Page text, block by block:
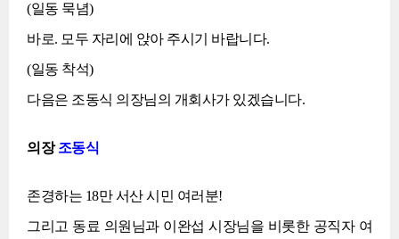
(일동 묵념)
바로. 모두 자리에 앉아 주시기 바랍니다.
(일동 착석)
다음은 조동식 의장님의 개회사가 있겠습니다.
의장조동식
존경하는 18만 서산 시민 여러분!
그리고 동료 의원님과 이완섭 시장님을 비롯한 공직자 여